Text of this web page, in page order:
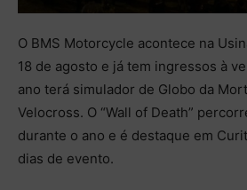
O BMS Motorcycle acontece na
18 de agosto e já tem ingressos à
ano terá simulador de Globo da
Velocross. O “Wall of Death”
durante o ano e é destaque em
dias de evento.